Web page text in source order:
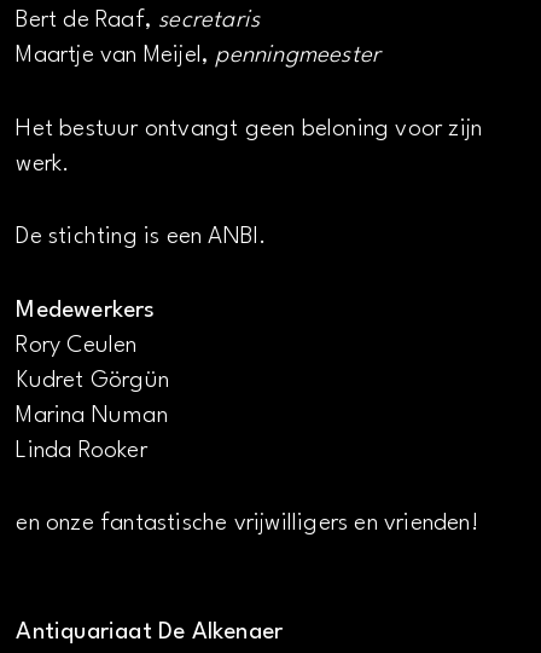
Bert de Raaf, secretaris
Maartje van Meijel, penningmeester
Het bestuur ontvangt geen beloning voor zijn
werk.
De stichting is een ANBI.
Medewerkers
Rory Ceulen
Kudret Görgün
Marina Numan
Linda Rooker
en onze fantastische vrijwilligers en vrienden!
Antiquariaat De Alkenaer